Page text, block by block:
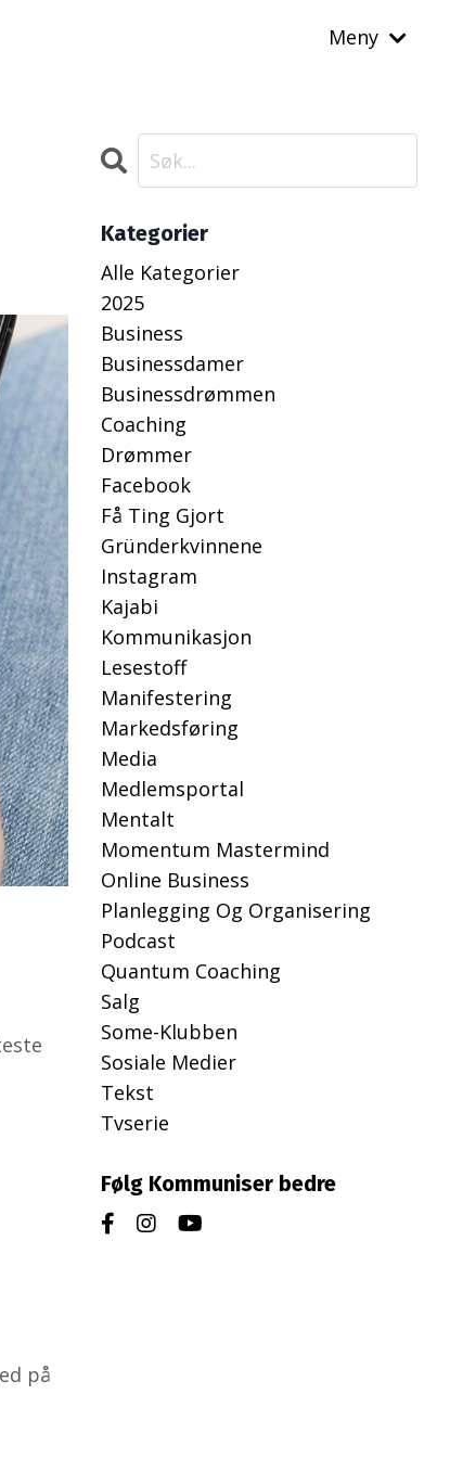
Meny
på
Kategorier
Alle Kategorier
2025
Business
Businessdamer
Businessdrømmen
Coaching
Drømmer
Facebook
Få Ting Gjort
Gründerkvinnene
Instagram
Kajabi
Kommunikasjon
Lesestoff
Manifestering
Markedsføring
Media
Medlemsportal
Mentalt
Momentum Mastermind
Online Business
Planlegging Og Organisering
Podcast
Quantum Coaching
Salg
Some-Klubben
Sosiale Medier
Tekst
Tvserie
Følg Kommuniser bedre